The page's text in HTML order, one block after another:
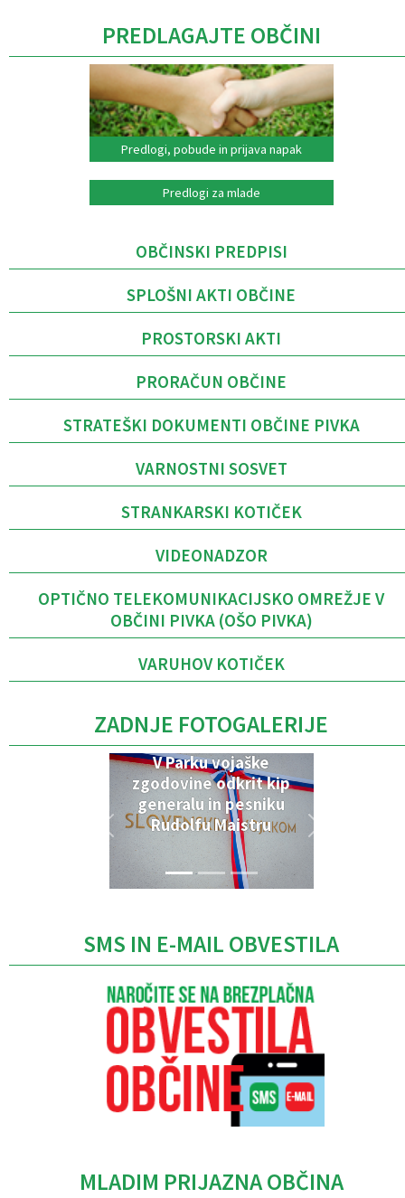
PREDLAGAJTE OBČINI
Predlogi, pobude in prijava napak
Predlogi za mlade
OBČINSKI PREDPISI
SPLOŠNI AKTI OBČINE
PROSTORSKI AKTI
PRORAČUN OBČINE
STRATEŠKI DOKUMENTI OBČINE PIVKA
VARNOSTNI SOSVET
STRANKARSKI KOTIČEK
VIDEONADZOR
OPTIČNO TELEKOMUNIKACIJSKO OMREŽJE V
OBČINI PIVKA (OŠO PIVKA)
VARUHOV KOTIČEK
ZADNJE FOTOGALERIJE
V Parku vojaške
zgodovine odkrit kip
generalu in pesniku
Rudolfu Maistru
SMS IN E-MAIL OBVESTILA
MLADIM PRIJAZNA OBČINA